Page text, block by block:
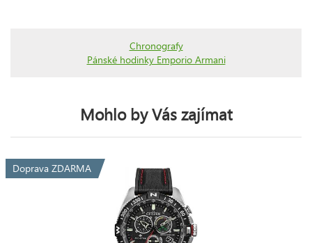
Chronografy
Pánské hodinky Emporio Armani
Mohlo by Vás zajímat
Doprava ZDARMA